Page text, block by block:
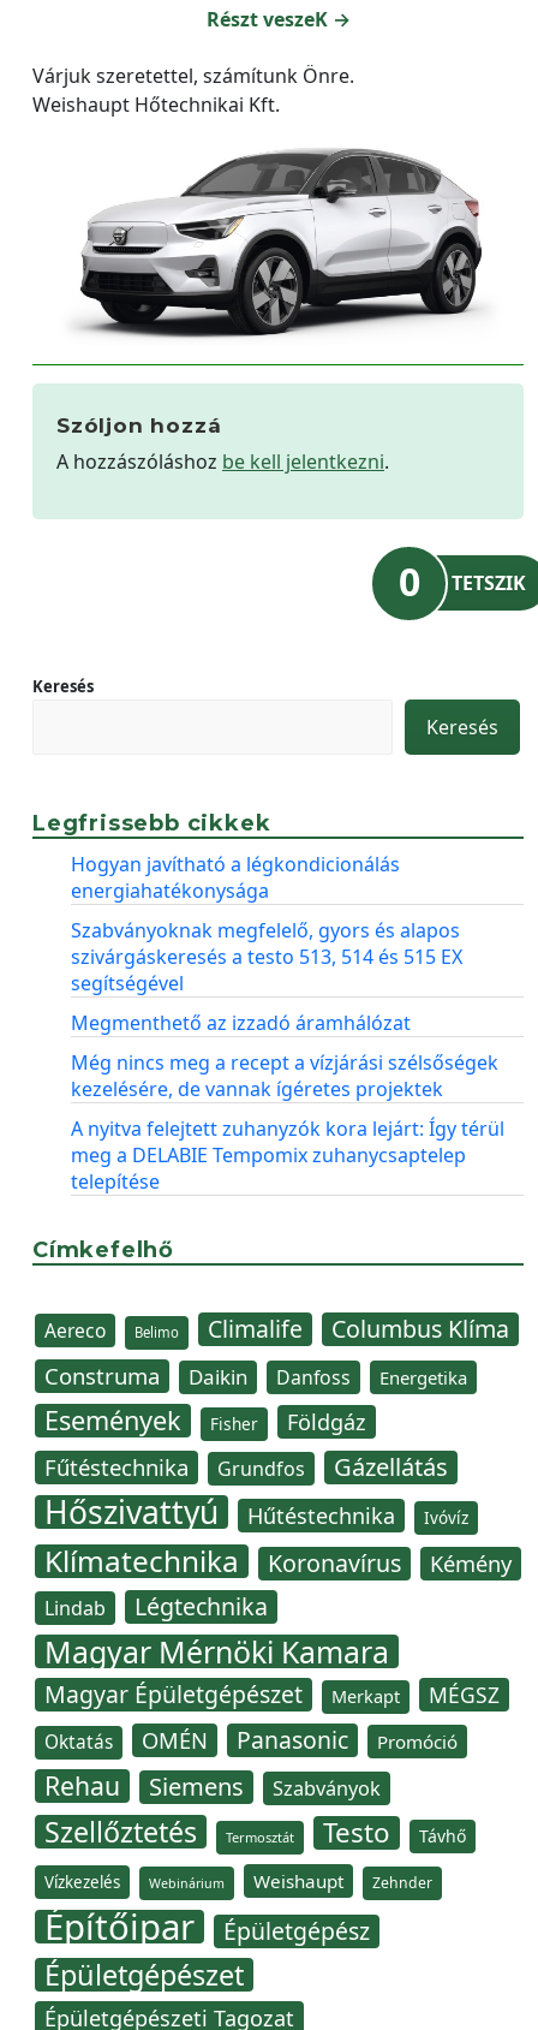
Részt veszeK →
Várjuk szeretettel, számítunk Önre.
Weishaupt Hőtechnikai Kft.
Szóljon hozzá
A hozzászóláshoz be kell jelentkezni.
0 TETSZIK
Keresés
Keresés
Legfrissebb cikkek
Hogyan javítható a légkondicionálás
energiahatékonysága
Szabványoknak megfelelő, gyors és alapos
szivárgáskeresés a testo 513, 514 és 515 EX
segítségével
Megmenthető az izzadó áramhálózat
Még nincs meg a recept a vízjárási szélsőségek
kezelésére, de vannak ígéretes projektek
A nyitva felejtett zuhanyzók kora lejárt: Így térül
meg a DELABIE Tempomix zuhanycsaptelep
telepítése
Címkefelhő
Aereco Belimo Climalife Columbus Klíma
Construma Daikin Danfoss Energetika
Események Fisher Földgáz
Fűtéstechnika Grundfos Gázellátás
Hőszivattyú Hűtéstechnika Ivóvíz
Klímatechnika Koronavírus Kémény
Lindab Légtechnika
Magyar Mérnöki Kamara
Magyar Épületgépészet Merkapt MÉGSZ
Oktatás OMÉN Panasonic Promóció
Rehau Siemens Szabványok
Szellőztetés Termosztát Testo Távhő
Vízkezelés Webinárium Weishaupt Zehnder
Építőipar Épületgépész
Épületgépészet
Épületgépészeti Tagozat